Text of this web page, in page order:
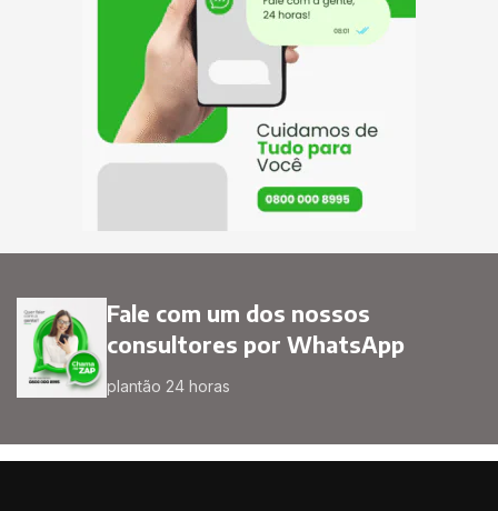
Fale com um dos nossos
consultores por WhatsApp
plantão 24 horas